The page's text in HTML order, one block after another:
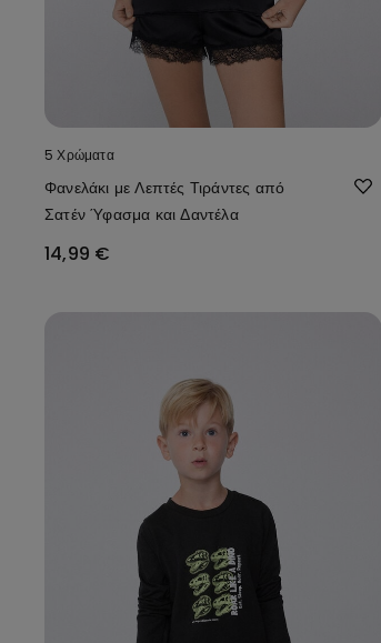
5 Χρώματα
Φανελάκι με Λεπτές Τιράντες από
Σατέν Ύφασμα και Δαντέλα
14,99 €